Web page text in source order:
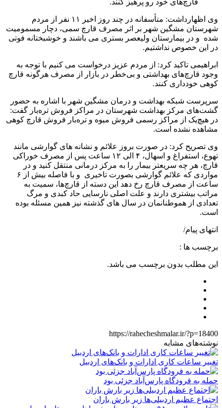
قارچ‌های خود رو پرهیز کنند.
وی اظهارداشت: متأسفانه در چند روز اخیر ۱۱ نفر از مردم
شهرستان مشگین شهر بر اثر مصرف قارچ سمی، دچار مسمومیت
شده و در بیمارستان ولیعصر بستری می باشند و خوشبختانه فوتی
در این خصوص نداشتیم.
ابراهیمی تاکید کرد: از مردم عزیز درخواست می کنیم با توجه به
وجود قارچ‌های بهداشتی و بی‌خطر در بازار از مصرف هرگونه قارچ
کوهی خودداری کنند.
سرپرست شبکه بهداشت و درمان مشگین شهر با اشاره به حضور
گشت‌های مرکز بهداشت شهرستان در مراکز فروش تره‌بار گفت:
در هیچ‌یک از مراکز رسمی فروش میوه و تره‌بار فروش قارچ کوهی
مشاهده نشده است.
وی تصریح کرد: در صورت بروز علائم و نشانه های گوارشی مانند
تهوع، استفراغ و اسهال، ۴ الی ۱۲ ساعت پس از مصرف خوراکی
قارچ، هر چه سریعتر بیمار را به مرکز درمانی منتقل کنید و در
مواردی که علائم گوارشی بصورت تاخیری و با فاصله بیش از ۶
ساعت از مصرف قارچ رخ دهد این دسته از قارچ‌ها، سمیت به
مراتب بیشتری دارند و علت اصلی نارسایی حاد کبدی و مرگ
تعدادی از هموطنانمان در سال های گذشته نیز همین مسئله بوده
است.
انتهای پیام/
برچسب ها :
این مطلب بدون برچسب می باشد.
https://rahecheshmalar.ir/?p=18400
نوشته‌های مشابه
تغییر ساعات کاری ادارات و بانک‌های اردبیل
حمله به فرودگاه پارس‌‌آباد جزئی بود
اجتماع عظیم اردبیلی‌ها زیر بارش باران